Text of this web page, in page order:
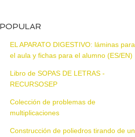
EL APARATO DIGESTIVO: láminas para
el aula y fichas para el alumno (ES/EN)
Libro de SOPAS DE LETRAS -
RECURSOSEP
Colección de problemas de
multiplicaciones
Construcción de poliedros tirando de un